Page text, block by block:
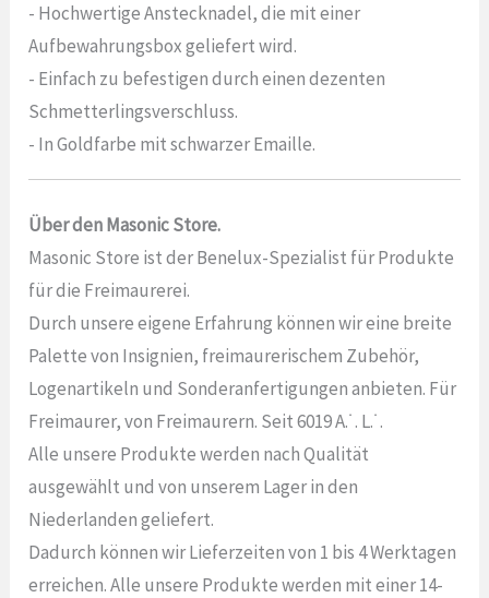
- Hochwertige Anstecknadel, die mit einer
Aufbewahrungsbox geliefert wird.
- Einfach zu befestigen durch einen dezenten
Schmetterlingsverschluss.
- In Goldfarbe mit schwarzer Emaille.
Über den Masonic Store.
Masonic Store ist der Benelux-Spezialist für Produkte
für die Freimaurerei.
Durch unsere eigene Erfahrung können wir eine breite
Palette von Insignien, freimaurerischem Zubehör,
Logenartikeln und Sonderanfertigungen anbieten. Für
Freimaurer, von Freimaurern. Seit 6019 A.˙. L.˙.
Alle unsere Produkte werden nach Qualität
ausgewählt und von unserem Lager in den
Niederlanden geliefert.
Dadurch können wir Lieferzeiten von 1 bis 4 Werktagen
erreichen. Alle unsere Produkte werden mit einer 14-